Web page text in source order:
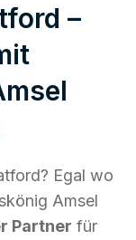
–
Egal wo
Amsel
Partner für